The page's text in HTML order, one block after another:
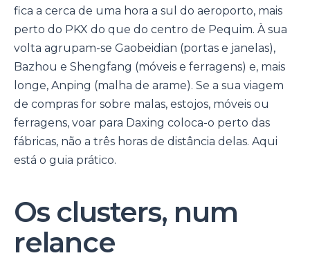
fica a cerca de uma hora a sul do aeroporto, mais
perto do PKX do que do centro de Pequim. À sua
volta agrupam-se Gaobeidian (portas e janelas),
Bazhou e Shengfang (móveis e ferragens) e, mais
longe, Anping (malha de arame). Se a sua viagem
de compras for sobre malas, estojos, móveis ou
ferragens, voar para Daxing coloca-o perto das
fábricas, não a três horas de distância delas. Aqui
está o guia prático.
Os clusters, num
relance